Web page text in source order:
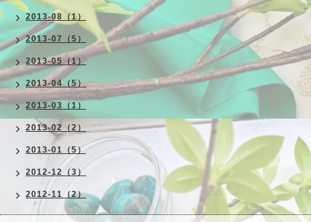
2013-08（1）
2013-07（5）
2013-05（1）
2013-04（5）
2013-03（1）
2013-02（2）
2013-01（5）
2012-12（3）
2012-11（2）